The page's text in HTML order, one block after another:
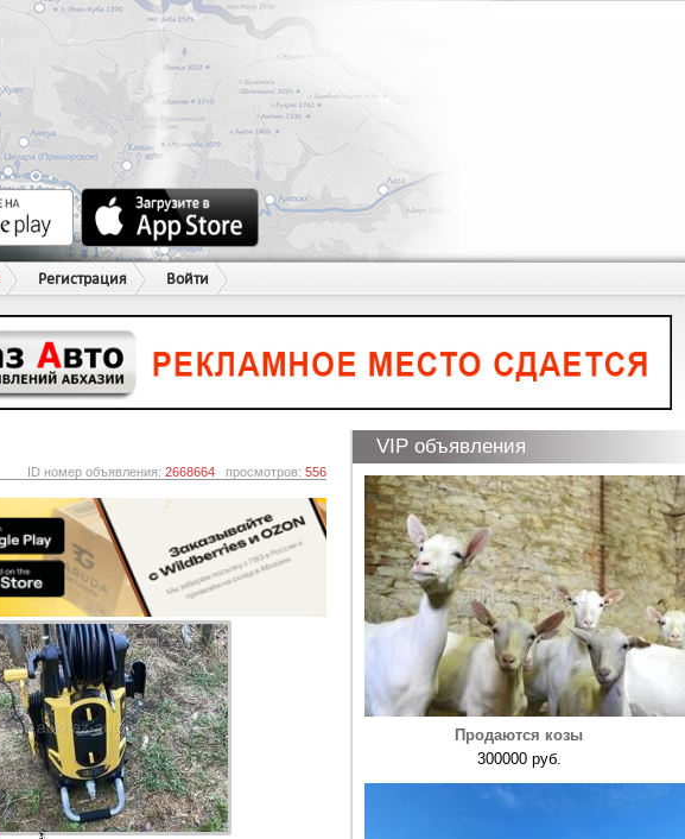
Регистрация Войти
ID номер объявления: 2668664 просмотров: 556
VIP объявления
Продаются козы
300000 руб.